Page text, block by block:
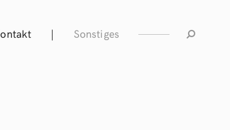
| Sonstiges